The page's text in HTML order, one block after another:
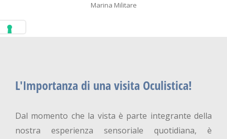
Marina Militare
L'Importanza di una visita Oculistica!
Dal momento che la vista è parte integrante della
nostra esperienza sensoriale quotidiana, è